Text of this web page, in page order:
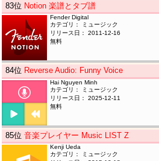
83位 Notion 楽譜とタブ譜
Fender Digital
カテゴリ： ミュージック
リリース日： 2011-12-16
無料
84位 Reverse Audio: Funny Voice
Hai Nguyen Minh
カテゴリ： ミュージック
リリース日： 2025-12-11
無料
85位音楽プレイヤー Music LIST Z
Kenji Ueda
カテゴリ： ミュージック